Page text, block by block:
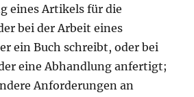
eines Artikels für die
bei der Arbeit eines
ein Buch schreibt, oder bei
eine Abhandlung anfertigt;
Anforderungen an